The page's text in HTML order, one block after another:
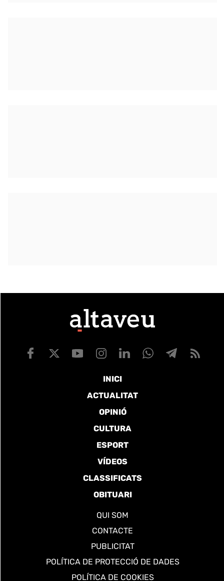
INICI
ACTUALITAT
OPINIÓ
CULTURA
ESPORT
VÍDEOS
CLASSIFICATS
OBITUARI
QUI SOM
CONTACTE
PUBLICITAT
POLÍTICA DE PROTECCIÓ DE DADES
POLÍTICA DE COOKIES